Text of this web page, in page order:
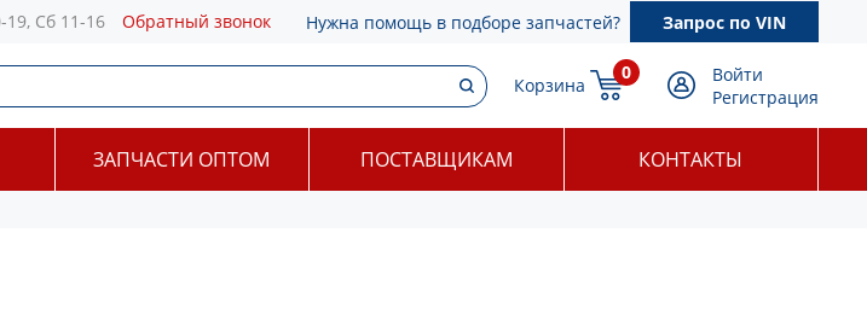
Сб 11-16 Обратный звонок Нужна помощь в подборе запчастей? Запрос по VIN
Корзина
0
Войти
Регистрация
ЗАПЧАСТИ ОПТОМ ПОСТАВЩИКАМ КОНТАКТЫ